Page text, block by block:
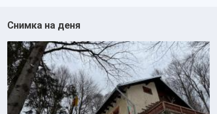
Снимка на деня